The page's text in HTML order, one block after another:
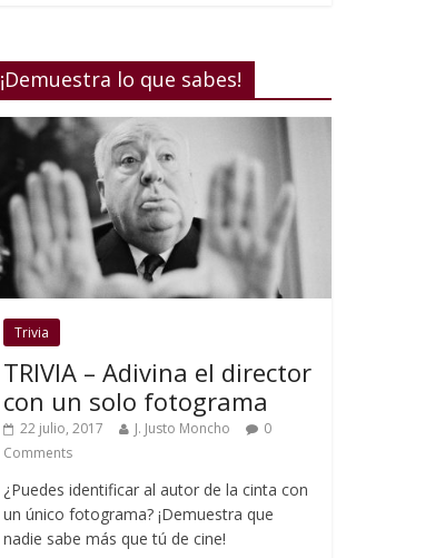
¡Demuestra lo que sabes!
Trivia
TRIVIA – Adivina el director
con un solo fotograma
22 julio, 2017 J. Justo Moncho
0
Comments
¿Puedes identificar al autor de la cinta con
un único fotograma? ¡Demuestra que
nadie sabe más que tú de cine!